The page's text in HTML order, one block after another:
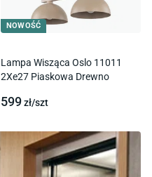
NOWOŚĆ
Lampa Wisząca Oslo 11011
2Xe27 Piaskowa Drewno
599zł/szt